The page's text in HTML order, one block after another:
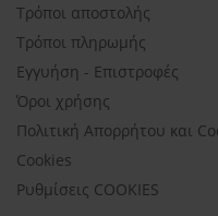
Τρόποι αποστολής
Τρόποι πληρωμής
Εγγυήση - Επιστροφές
Όροι χρήσης
Πολιτική Απορρήτου και
Cookies
Ρυθμίσεις COOKIES